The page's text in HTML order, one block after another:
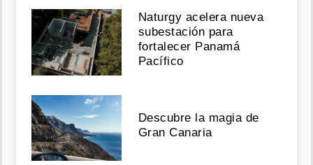
Naturgy acelera nueva
subestación para
fortalecer Panamá
Pacífico
Descubre la magia de
Gran Canaria